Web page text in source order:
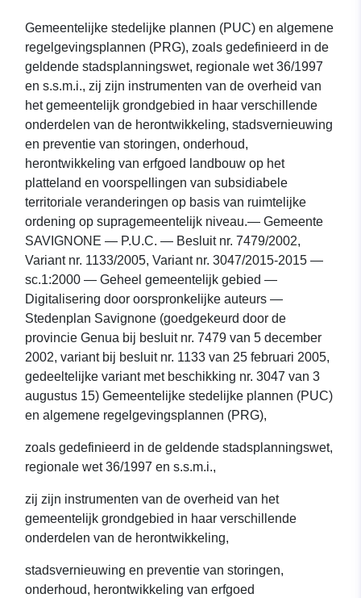
service: Gemeente
SAVIGNONE — P.U.C. —
Besluit nr. 7479/2002,
Variant nr. 1133/2005,
Variant nr. 3047/2015
Gemeentelijke stedelijke plannen (PUC) en algemene
regelgevingsplannen (PRG), zoals gedefinieerd in de
geldende stadsplanningswet, regionale wet 36/1997
en s.s.m.i., zij zijn instrumenten van de overheid van
het gemeentelijk grondgebied in haar verschillende
onderdelen van de herontwikkeling, stadsvernieuwing
en preventie van storingen, onderhoud,
herontwikkeling van erfgoed landbouw op het
platteland en voorspellingen van subsidiabele
territoriale veranderingen op basis van ruimtelijke
ordening op supragemeentelijk niveau.— Gemeente
SAVIGNONE — P.U.C. — Besluit nr. 7479/2002,
Variant nr. 1133/2005, Variant nr. 3047/2015-2015 —
sc.1:2000 — Geheel gemeentelijk gebied —
Digitalisering door oorspronkelijke auteurs —
Stedenplan Savignone (goedgekeurd door de
provincie Genua bij besluit nr. 7479 van 5 december
2002, variant bij besluit nr. 1133 van 25 februari 2005,
gedeeltelijke variant met beschikking nr. 3047 van 3
augustus 15) Gemeentelijke stedelijke plannen (PUC)
en algemene regelgevingsplannen (PRG),
zoals gedefinieerd in de geldende stadsplanningswet,
regionale wet 36/1997 en s.s.m.i.,
zij zijn instrumenten van de overheid van het
gemeentelijk grondgebied in haar verschillende
onderdelen van de herontwikkeling,
stadsvernieuwing en preventie van storingen,
onderhoud, herontwikkeling van erfgoed